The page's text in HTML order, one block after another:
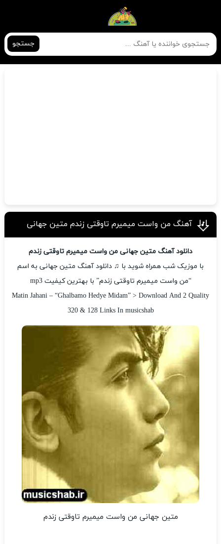
جستجو
آهنگ من واست میمیرم تاوقتی زندم متین جهانی
دانلود آهنگ متین جهانی من واست میمیرم تاوقتی زندم
با موزیک شب همراه شوید با ♫ دانلود آهنگ متین جهانی به اسم
“من واست میمیرم تاوقتی زندم” با بهترین کیفیت mp3
Matin Jahani – “Ghalbamo Hedye Midam” > Download And 2 Quality
320 & 128 Links In musicshab
متین جهانی من واست میمیرم تاوقتی زندم